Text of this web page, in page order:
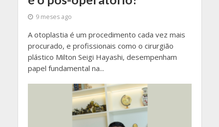
9 meses ago
A otoplastia é um procedimento cada vez mais
procurado, e profissionais como o cirurgião
plástico Milton Seigi Hayashi, desempenham
papel fundamental na...